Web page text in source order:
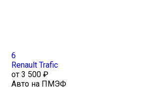
6
Renault Trafic
от 3 500 ₽
Авто на ПМЭФ